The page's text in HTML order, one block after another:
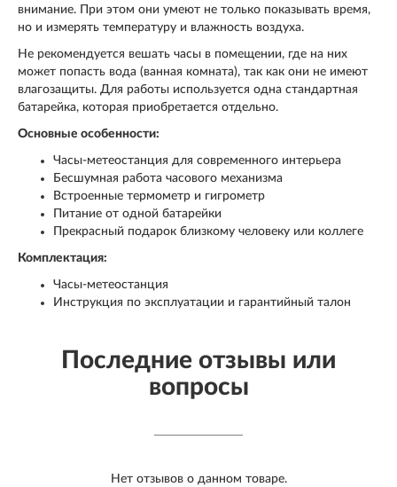
внимание. При этом они умеют не только показывать время,
но и измерять температуру и влажность воздуха.
Не рекомендуется вешать часы в помещении, где на них
может попасть вода (ванная комната), так как они не имеют
влагозащиты. Для работы используется одна стандартная
батарейка, которая приобретается отдельно.
Основные особенности:
Часы-метеостанция для современного интерьера
Бесшумная работа часового механизма
Встроенные термометр и гигрометр
Питание от одной батарейки
Прекрасный подарок близкому человеку или коллеге
Комплектация:
Часы-метеостанция
Инструкция по эксплуатации и гарантийный талон
Последние отзывы или
вопросы
Нет отзывов о данном товаре.